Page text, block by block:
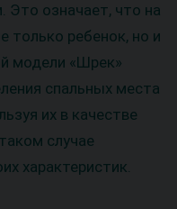
Это означает, что на
только ребенок, но и
модели «Шрек»
спальных места
их в качестве
случае
характеристик.